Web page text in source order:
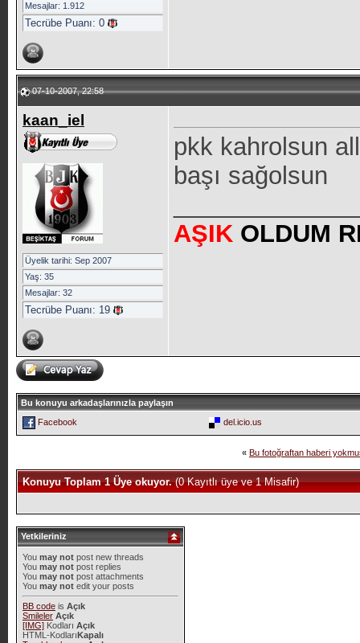
Mesajlar: 1.912
Tecrübe Puanı: 0
07-10-2007, 22:58
kaan_iel
Üyelik tarihi: Sep 2007
Yaş: 35
Mesajlar: 32
Tecrübe Puanı: 19
pkk kahrolsun
başı sağolsun
AŞIK OLDUM
Bu konuyu arkadaşlarınızla paylaşın
Facebook
del.icio.us
« Bu fotoğraftan haberi
Konuyu Toplam 1 Üye okuyor.(0 Kayıtlı üye ve 1 Misafir)
Yetkileriniz
You may notpost new threads
You may notpost replies
You may notpost attachments
You may notedit your posts
BB codeis Açık
Smileler Açık
[IMG]Kodları Açık
HTML-KodlarıKapalı